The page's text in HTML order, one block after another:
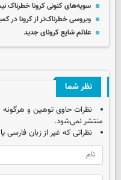
سویه‌های کنونی کرونا خطرناک
ویروسی خطرناک‌تر از کرونا در کمین ایرانی‌ها / ۳ اصل
علائم شایع کرونای جدید
نظر شما
نظرات حاوی توهین و
منتشر نمی‌شود.
نظراتی که غیر از زبان فارسی